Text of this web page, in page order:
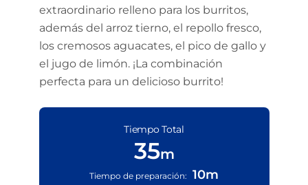
extraordinario relleno para los burritos,
además del arroz tierno, el repollo fresco,
los cremosos aguacates, el pico de gallo y
el jugo de limón. ¡La combinación
perfecta para un delicioso burrito!
Tiempo Total
35m
Tiempo de preparación: 10m